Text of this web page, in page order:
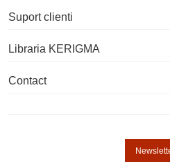
Suport clienti
Libraria KERIGMA
Contact